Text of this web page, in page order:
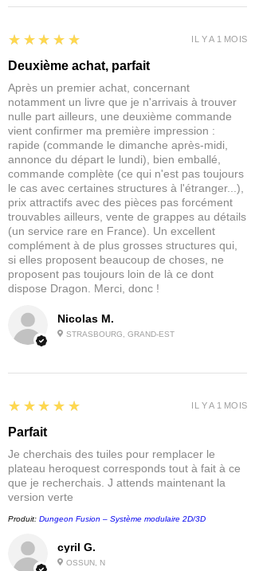
wargame d'aventure se déroulant dans
le monde de Tamriel. Rassemblez vos
tombes et les ruines hantées de
Draugr, à la recherche de trésors et de
gloire. Ou, combattez la guerre civile
alors que les Stormcloaks et les
Impériaux se battent pour l'avenir de
Skyrim.
Contient:
1 x The Elder Scrolls : Call to Arms
Core Rules
Livre de règles de base, livre de
quêtes, Escape from Helgen
Quickstart
Plus de 200 cartes comprenant des
héros, des partisans, des
2 feuilles de comptoir
prédécoupées
13 dés de jeu spéciaux
1 x ensemble de démarrage en
plastique impérial
Hadvar, héros de Helgen
Mage impérial
3 x soldats impériaux
Stormcloak
1 x Ralof, Guerrier de la Résistance
Nicolas M.
STRASBOURG, GRAND-EST
5
★★★★★
Deuxième achat, parfait
Après un premier achat, concernant
notamment un livre que je n'arrivais à trouver
nulle part ailleurs, une deuxième commande
vient confirmer ma première impression :
rapide (commande le dimanche après-midi,
annonce du départ le lundi), bien emballé,
commande complète (ce qui n'est pas toujours
le cas avec certaines structures à l'étranger...),
prix attractifs avec des pièces pas forcément
trouvables ailleurs, vente de grappes au détails
(un service rare en France). Un excellent
complément à de plus grosses structures qui,
si elles proposent beaucoup de choses, ne
proposent pas toujours loin de là ce dont
dispose Dragon. Merci, donc !
IL Y A 1 MOIS
cyril G.
OSSUN, N
5
★★★★★
Parfait
Je cherchais des tuiles pour remplacer le
plateau heroquest corresponds tout à fait à ce
que je recherchais. J attends maintenant la
version verte
Produit: Dungeon Fusion – Système modulaire 2D/3D
IL Y A 1 MOIS